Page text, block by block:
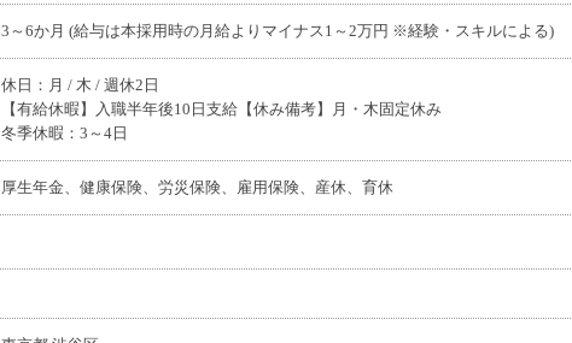
3～6か月 (給与は本採用時の月給よりマイナス1～2万円 ※経験・スキルによる)
休日：月 / 木 / 週休2日
【有給休暇】入職半年後10日支給【休み備考】月・木固定休み
冬季休暇：3～4日
厚生年金、健康保険、労災保険、雇用保険、産休、育休